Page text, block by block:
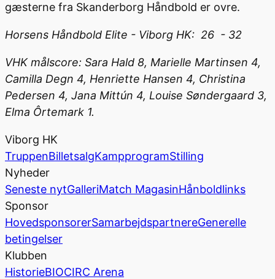
gæsterne fra Skanderborg Håndbold er ovre.
Horsens Håndbold Elite - Viborg HK: 26 - 32
VHK målscore: Sara Hald 8, Marielle Martinsen 4,
Camilla Degn 4, Henriette Hansen 4, Christina
Pedersen 4, Jana Mittún 4, Louise Søndergaard 3,
Elma Ôrtemark 1.
Viborg HK
TruppenBilletsalgKampprogramStilling
Nyheder
Seneste nytGalleriMatch MagasinHånboldlinks
Sponsor
HovedsponsorerSamarbejdspartnereGenerelle
betingelser
Klubben
HistorieBIOCIRC Arena